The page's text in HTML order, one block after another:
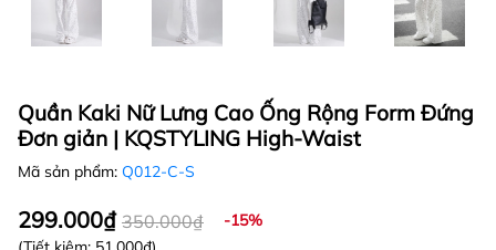
Quần Kaki Nữ Lưng Cao Ống Rộng Form Đứng
Đơn giản | KQSTYLING High-Waist
Mã sản phẩm: Q012-C-S
299.000₫ 350.000₫
-15%